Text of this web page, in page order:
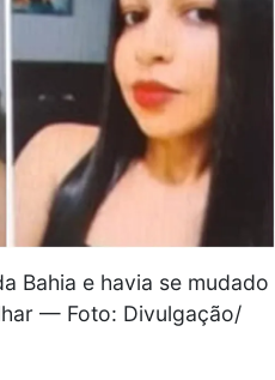
Bahia e havia se mudado
— Foto: Divulgação/